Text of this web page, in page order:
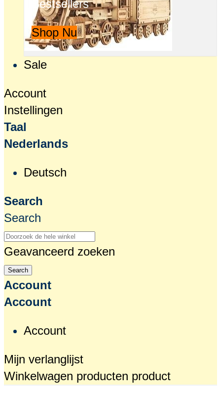
Bestsellers
Shop Nu
Sale
Account
Instellingen
Taal
Nederlands
Deutsch
Search
Search
Geavanceerd zoeken
Search
Account
Account
Account
Mijn verlanglijst
Winkelwagen producten product